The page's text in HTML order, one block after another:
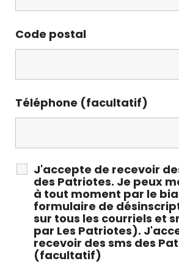
Code postal
Téléphone (facultatif)
J'accepte de recevoir
des Patriotes. Je peux
à tout moment par le
formulaire de
sur tous les courriels et
par Les Patriotes).
recevoir des sms des
(facultatif)